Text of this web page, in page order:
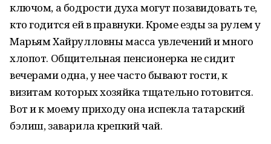
ключом, а бодрости духа могут позавидовать те,
кто годится ей в правнуки. Кроме езды за рулем у
Марьям Хайрулловны масса увлечений и много
хлопот. Общительная пенсионерка не сидит
вечерами одна, у нее часто бывают гости, к
визитам которых хозяйка тщательно готовится.
Вот и к моему приходу она испекла татарский
бэлиш, заварила крепкий чай.